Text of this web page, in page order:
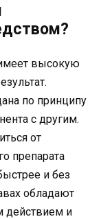
высокую
по принципу
с другим.
от
препарата
и без
обладают
действием и